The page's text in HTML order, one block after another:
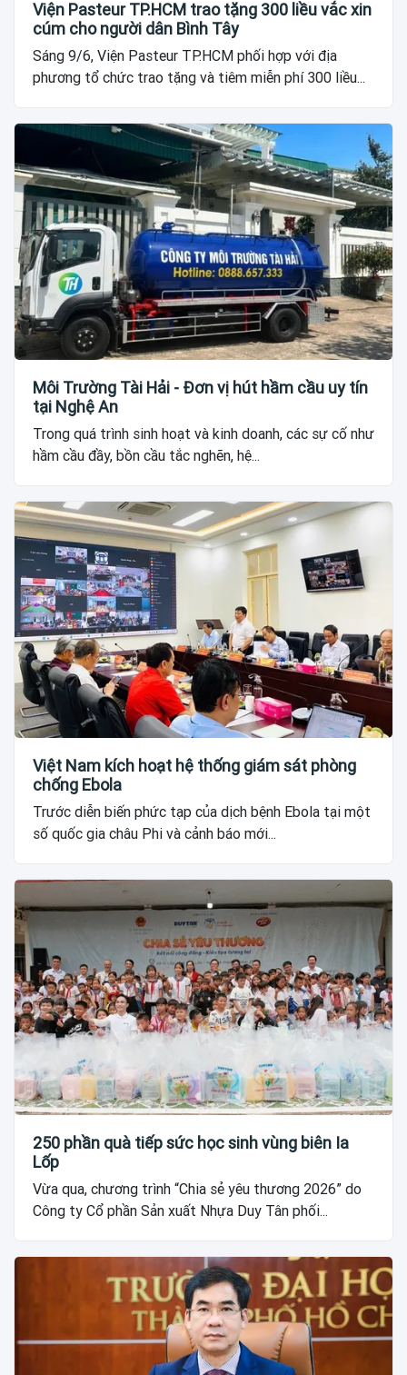
Viện Pasteur TP.HCM trao tặng 300 liều vắc xin
cúm cho người dân Bình Tây
Sáng 9/6, Viện Pasteur TP.HCM phối hợp với địa
phương tổ chức trao tặng và tiêm miễn phí 300 liều...
Môi Trường Tài Hải - Đơn vị hút hầm cầu uy tín
tại Nghệ An
Trong quá trình sinh hoạt và kinh doanh, các sự cố như
hầm cầu đầy, bồn cầu tắc nghẽn, hệ...
Việt Nam kích hoạt hệ thống giám sát phòng
chống Ebola
Trước diễn biến phức tạp của dịch bệnh Ebola tại một
số quốc gia châu Phi và cảnh báo mới...
250 phần quà tiếp sức học sinh vùng biên Ia
Lốp
Vừa qua, chương trình “Chia sẻ yêu thương 2026” do
Công ty Cổ phần Sản xuất Nhựa Duy Tân phối...